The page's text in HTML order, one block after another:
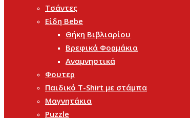
Τσάντες
Είδη Bebe
Θήκη Βιβλιαρίου
Βρεφικά Φορμάκια
Αναμνηστικά
Φουτερ
Παιδικό T-Shirt με στάμπα
Μαγνητάκια
Puzzle